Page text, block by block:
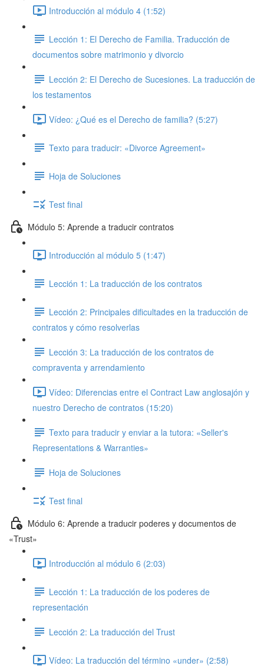
Introducción al módulo 4 (1:52)
Lección 1: El Derecho de Familia. Traducción de
documentos sobre matrimonio y divorcio
Lección 2: El Derecho de Sucesiones. La traducción de
los testamentos
Vídeo: ¿Qué es el Derecho de familia? (5:27)
Texto para traducir: «Divorce Agreement»
Hoja de Soluciones
Test final
Módulo 5: Aprende a traducir contratos
Introducción al módulo 5 (1:47)
Lección 1: La traducción de los contratos
Lección 2: Principales dificultades en la traducción de
contratos y cómo resolverlas
Lección 3: La traducción de los contratos de
compraventa y arrendamiento
Vídeo: Diferencias entre el Contract Law anglosajón y
nuestro Derecho de contratos (15:20)
Texto para traducir y enviar a la tutora: «Seller's
Representations & Warranties»
Hoja de Soluciones
Test final
Módulo 6: Aprende a traducir poderes y documentos de
«Trust»
Introducción al módulo 6 (2:03)
Lección 1: La traducción de los poderes de
representación
Lección 2: La traducción del Trust
Vídeo: La traducción del término «under» (2:58)